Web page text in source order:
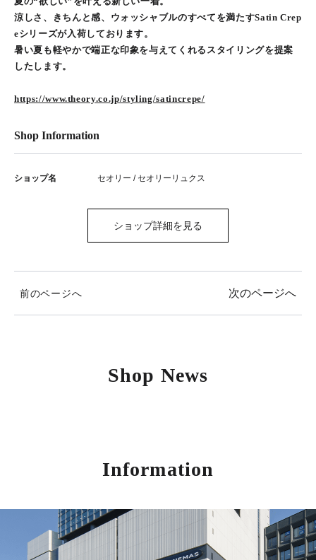
涼しさ、きちんと感、ウォッシャブルのすべてを満たすSatin Crep
eシリーズが入荷しております。
暑い夏も軽やかで端正な印象を与えてくれるスタイリングを提案
したします。
https://www.theory.co.jp/styling/satincrepe/
Shop Information
ショップ名 セオリー / セオリーリュクス
ショップ詳細を見る
前のページへ 次のページへ
Shop News
Information